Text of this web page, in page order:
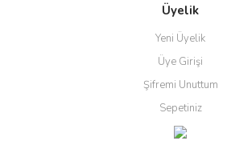
Üyelik
Yeni Üyelik
Üye Girişi
Şifremi Unuttum
Sepetiniz